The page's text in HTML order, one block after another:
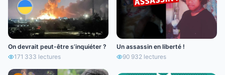
On devrait peut-être s’inquiéter ?
171 333 lectures
Un assassin en liberté !
90 932 lectures